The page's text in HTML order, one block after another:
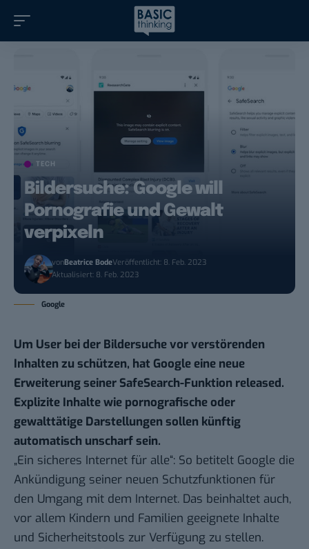
TECH
Bildersuche: Google will
Pornografie und Gewalt
verpixeln
vonBeatrice BodeVeröffentlicht: 8. Feb. 2023
Aktualisiert: 8. Feb. 2023
Google
Um User bei der Bildersuche vor verstörenden
Inhalten zu schützen, hat Google eine neue
Erweiterung seiner SafeSearch-Funktion released.
Explizite Inhalte wie pornografische oder
gewalttätige Darstellungen sollen künftig
automatisch unscharf sein.
„Ein sicheres Internet für alle“: So betitelt Google die
Ankündigung seiner neuen Schutzfunktionen für
den Umgang mit dem Internet. Das beinhaltet auch,
vor allem Kindern und Familien geeignete Inhalte
und Sicherheitstools zur Verfügung zu stellen.